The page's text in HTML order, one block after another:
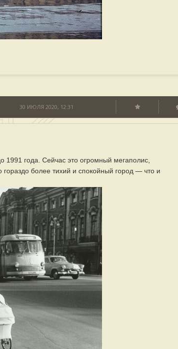
30 ИЮЛЯ 2020, 12:31
года. Сейчас это огромный мегаполис,
более тихий и спокойный город — что и